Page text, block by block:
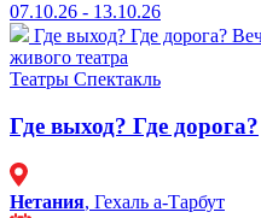
07.10.26 - 13.10.26
Где выход? Где дорога?
живого театра
Театры Спектакль
Где выход? Где дорога?
Нетания, Гехаль а-Тарбут